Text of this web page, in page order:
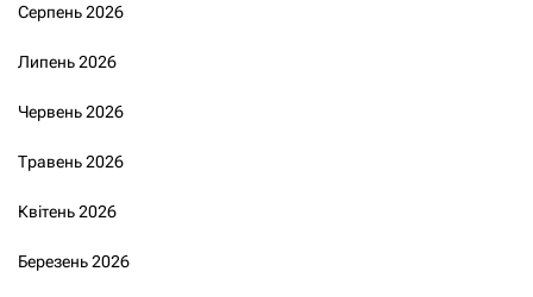
Серпень 2026
Липень 2026
Червень 2026
Травень 2026
Квітень 2026
Березень 2026